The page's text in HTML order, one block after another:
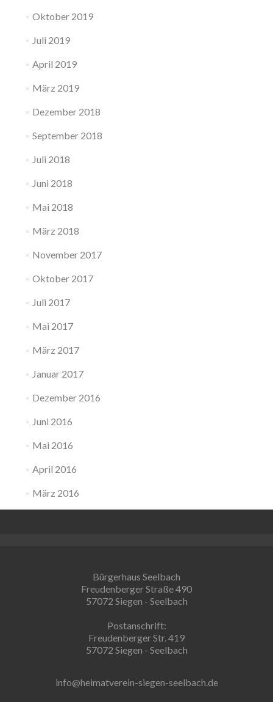
Oktober 2019
Juli 2019
April 2019
März 2019
Dezember 2018
September 2018
Juli 2018
Juni 2018
Mai 2018
März 2018
November 2017
Oktober 2017
Juli 2017
Mai 2017
März 2017
Januar 2017
Dezember 2016
Juni 2016
Mai 2016
April 2016
März 2016
Bürgerhaus Seelbach
Freudenberger Straße 490
57072 Siegen - Seelbach
Postanschrift:
Freudenberger Str. 419
57072 Siegen - Seelbach
info@heimatverein-siegen-seelbach.de